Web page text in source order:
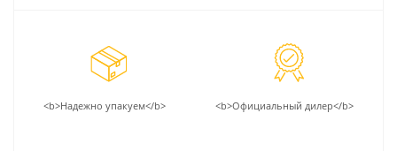
<b>Надежно упакуем</b> <b>Официальный дилер</b>